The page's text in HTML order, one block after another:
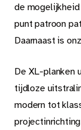
de
punt patroon
Daarnaast is
De XL-planken
tijdloze
modern tot